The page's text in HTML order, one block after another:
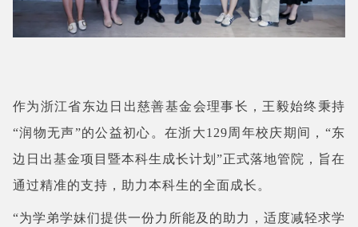
作为浙江省东边日出慈善基金会理事长，王毅始终秉持
“润物无声”的公益初心。在浙大129周年校庆期间， “东
边日出基金项目暨本科生成长计划”正式落地管院，旨在
通过精准的支持，助力本科生的全面成长。
“为学弟学妹们提供一份力所能及的助力，适度减轻求学